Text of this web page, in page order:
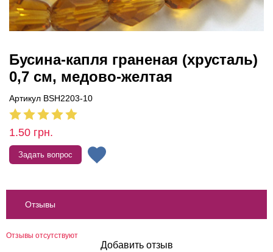
Бусина-капля граненая (хрусталь)
0,7 см, медово-желтая
Артикул BSH2203-10
1.50 грн.
Задать вопрос
Отзывы
Отзывы отсутствуют
Добавить отзыв